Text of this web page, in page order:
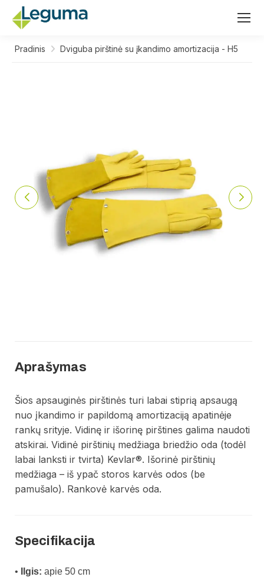
Pradinis Dviguba pirštinė su įkandimo amortizacija - H5
Aprašymas
Šios apsauginės pirštinės turi labai stiprią apsaugą
nuo įkandimo ir papildomą amortizaciją apatinėje
rankų srityje. Vidinę ir išorinę pirštines galima naudoti
atskirai. Vidinė pirštinių medžiaga briedžio oda (todėl
labai lanksti ir tvirta) Kevlar®. Išorinė pirštinių
medžiaga – iš ypač storos karvės odos (be
pamušalo). Rankovė karvės oda.
Specifikacija
• Ilgis: apie 50 cm